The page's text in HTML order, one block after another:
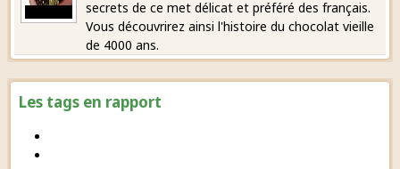
Les tags en rapport
secrets de ce met délicat et préféré des français.
Vous découvrirez ainsi l'histoire du chocolat vieille
de 4000 ans.